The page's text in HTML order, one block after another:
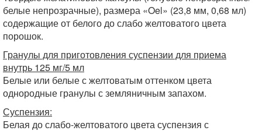
белые непрозрачные), размера «Oel» (23,8 мм, 0,68 мл)
содержащие от белого до слабо желтоватого цвета
порошок.
Гранулы для приготовления суспензии для приема
внутрь 125 мг/5 мл
Белые или белые с желтоватым оттенком цвета
однородные гранулы с земляничным запахом.
Суспензия:
Белая до слабо-желтоватого цвета суспензия с